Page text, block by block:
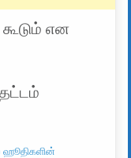
என
ஹூதிகளின்